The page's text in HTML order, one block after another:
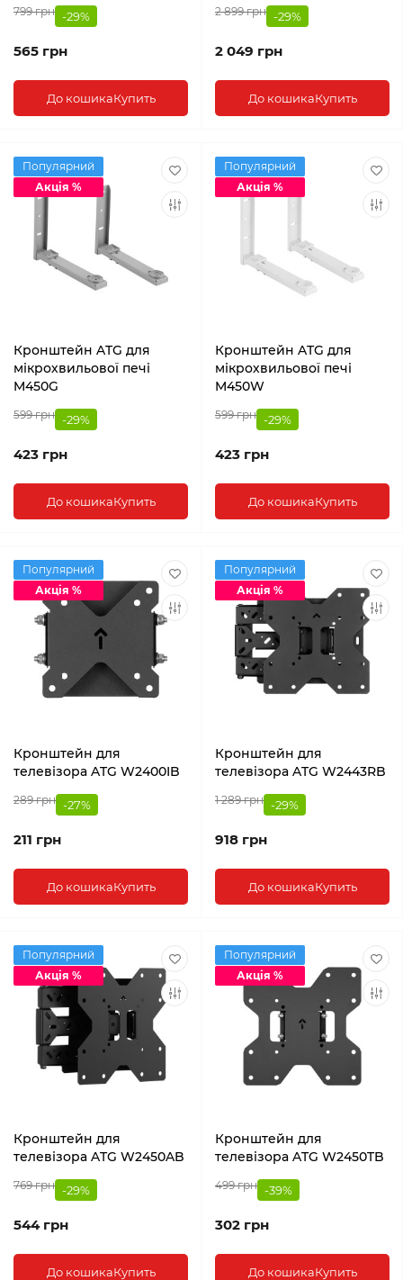
799 грн -29%
565 грн
До кошикаКупить
2 899 грн -29%
2 049 грн
До кошикаКупить
Популярний
Акція %
Кронштейн ATG для
мікрохвильової печі
M450G
599 грн -29%
423 грн
До кошикаКупить
Популярний
Акція %
Кронштейн ATG для
мікрохвильової печі
M450W
599 грн -29%
423 грн
До кошикаКупить
Популярний
Акція %
Кронштейн для
телевізора ATG W2400IB
289 грн -27%
211 грн
До кошикаКупить
Популярний
Акція %
Кронштейн для
телевізора ATG W2443RB
1 289 грн -29%
918 грн
До кошикаКупить
Популярний
Акція %
Кронштейн для
телевізора ATG W2450AB
769 грн -29%
544 грн
До кошикаКупить
Популярний
Акція %
Кронштейн для
телевізора ATG W2450TB
499 грн -39%
302 грн
До кошикаКупить